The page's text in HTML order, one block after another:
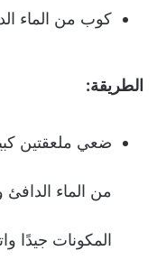
كوب من الماء
الطريقة:
ضعي ملعقتين
من الماء
المكونات جيدًا